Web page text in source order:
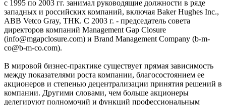
с 1995 по 2003 гг. занимал руководящие должности в ряде
западных и российских компаний, включая Baker Hughes Inc.,
ABB Vetco Gray, ТНК. С 2003 г. - председатель совета
директоров компаний Management Gap Closure
(info@mgapclosure.com) и Brand Management Company (b-m-
co@b-m-co.com).
В мировой бизнес-практике существует прямая зависимость
между показателями роста компании, благосостоянием ее
акционеров и степенью децентрализации принятия решений в
компании. Другими словами, чем больше акционеры
делегируют полномочий и функций профессиональным